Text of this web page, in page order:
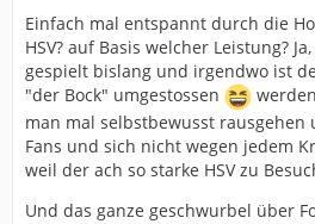
Einfach mal entspannt durch die
HSV? auf Basis welcher Leistung?
gespielt bislang und irgendwo ist
"der Bock" umgestossen
man mal selbstbewusst rausgehen
Fans und sich nicht wegen jedem
weil der ach so starke HSV zu
Und das ganze geschwurbel über